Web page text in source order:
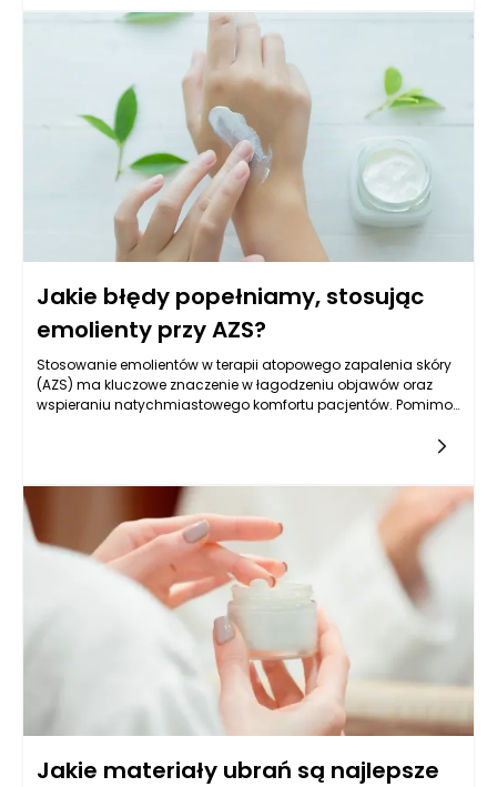
opakowaniach spożywczych wykonanych z cienkiego
plastiku. W takich przypadkach kluczowe znaczenie ma
zastosowanie technologii umożliwiających precyzyjne, a
zarazem łagodne przemieszczanie i układanie produktów.
Paletyzator, który został odpowiednio skonfigurowany pod
kątem wrażliwych materiałów, potrafi dopasować swoją
pracę do wymagań konkretnego rodzaju opakowania. W
efekcie automatyzacja nie tylko przyspiesza proces
pakowania, ale również zapewnia pełne bezpieczeństwo
transportowanych towarów. To sprawia, że nawet w branżach
o wysokim ryzyku uszkodzeń, paletyzator stanowi realne
wsparcie dla produkcji i logistyki.
Jakie błędy popełniamy, stosując
emolienty przy AZS?
Stosowanie emolientów w terapii atopowego zapalenia skóry
(AZS) ma kluczowe znaczenie w łagodzeniu objawów oraz
wspieraniu natychmiastowego komfortu pacjentów. Pomimo
mogą prowadzić do pogorszenia stanu skóry. Często zdarza
lekarzy, co może podważać ich skuteczność. Warto zatem
zwrócić uwagę na właściwą technikę aplikacji oraz dobór
preparatów, by maksymalizować korzyści związane z ich
stosowaniem.
Jakie materiały ubrań są najlepsze